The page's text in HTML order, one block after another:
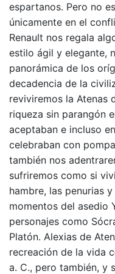
espartanos. Pero no
únicamente en el
Renault nos regala
estilo ágil y elegante,
panorámica de los
decadencia de la
reviviremos la Atenas
riqueza sin parangón
aceptaban e incluso
celebraban con
también nos
sufriremos como si
hambre, las penurias
momentos del asedio
personajes como
Platón. Alexias de
recreación de la vida
a. C., pero también, y